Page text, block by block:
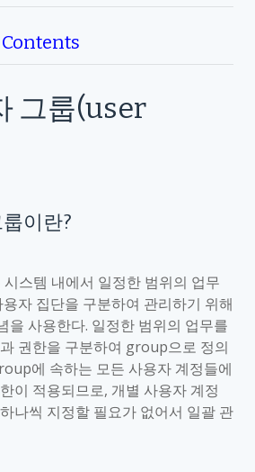
그룹(user
이란?
스템 내에서 일정한 범위의 업무
자 집단을 구분하여 관리하기 위해
을 사용한다. 일정한 범위의 업무를
권한을 구분하여 group으로 정의
에 속하는 모든 사용자 계정들에
이 적용되므로, 개별 사용자 계정
나씩 지정할 필요가 없어서 일괄 관